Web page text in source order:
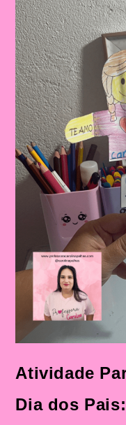
Atividade
Dia dos